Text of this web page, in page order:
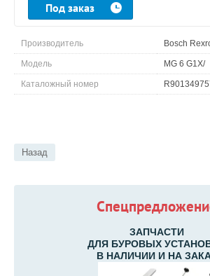
ЗАПЧАСТИ
ДЛЯ БУРОВЫХ
В НАЛИЧИИ И НА
Под заказ
Производитель Bosch
Модель MG 6 G1X/
Каталожный номер
Назад